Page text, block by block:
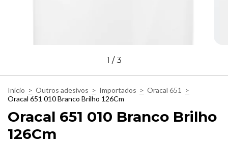
1 /3
Início > Outros adesivos > Importados > Oracal 651
>
Oracal 651 010 Branco Brilho 126Cm
Oracal 651 010 Branco Brilho
126Cm